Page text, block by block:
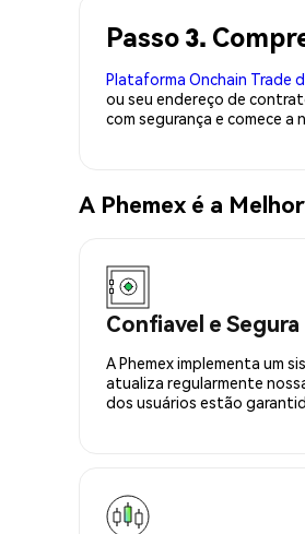
Passo 3.
Plataforma Onchain Trade
ou seu endereço de
com segurança e comece a
A Phemex é a
Confiavel e Segura
A Phemex implementa um
atualiza regularmente
dos usuários estão